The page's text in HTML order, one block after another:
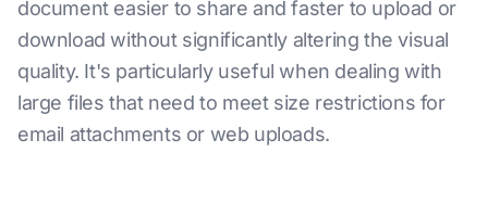
document easier to share and faster to upload or
download without significantly altering the visual
quality. It's particularly useful when dealing with
large files that need to meet size restrictions for
email attachments or web uploads.